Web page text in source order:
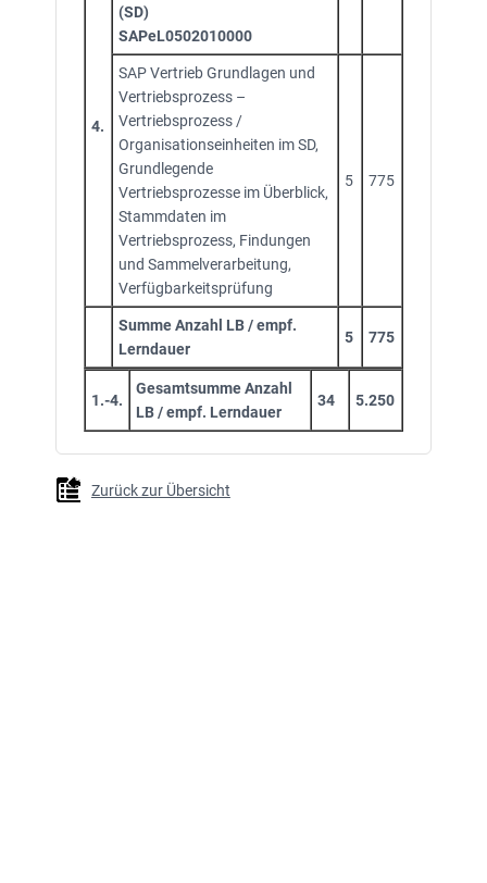
4.
(SD)
SAPeL0502010000
SAP Vertrieb Grundlagen und
Vertriebsprozess –
Vertriebsprozess /
Organisationseinheiten im SD,
Grundlegende
Vertriebsprozesse im Überblick,
Stammdaten im
Vertriebsprozess, Findungen
und Sammelverarbeitung,
Verfügbarkeitsprüfung
5 775
Summe Anzahl LB / empf.
Lerndauer
5 775
1.-4.
Gesamtsumme Anzahl
LB / empf. Lerndauer
34 5.250
Zurück zur Übersicht